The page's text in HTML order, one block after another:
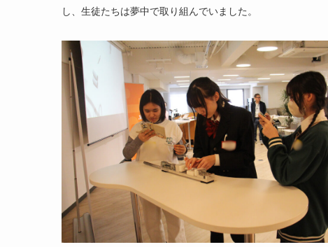
し、生徒たちは夢中で取り組んでいました。